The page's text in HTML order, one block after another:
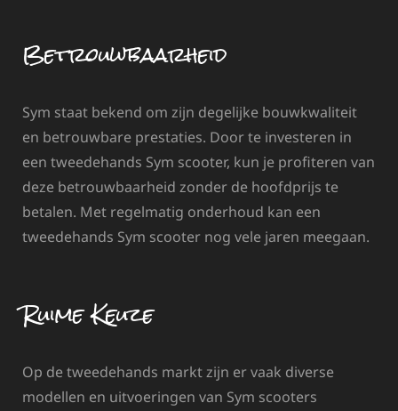
Betrouwbaarheid
Sym staat bekend om zijn degelijke bouwkwaliteit
en betrouwbare prestaties. Door te investeren in
een tweedehands Sym scooter, kun je profiteren van
deze betrouwbaarheid zonder de hoofdprijs te
betalen. Met regelmatig onderhoud kan een
tweedehands Sym scooter nog vele jaren meegaan.
Ruime Keuze
Op de tweedehands markt zijn er vaak diverse
modellen en uitvoeringen van Sym scooters